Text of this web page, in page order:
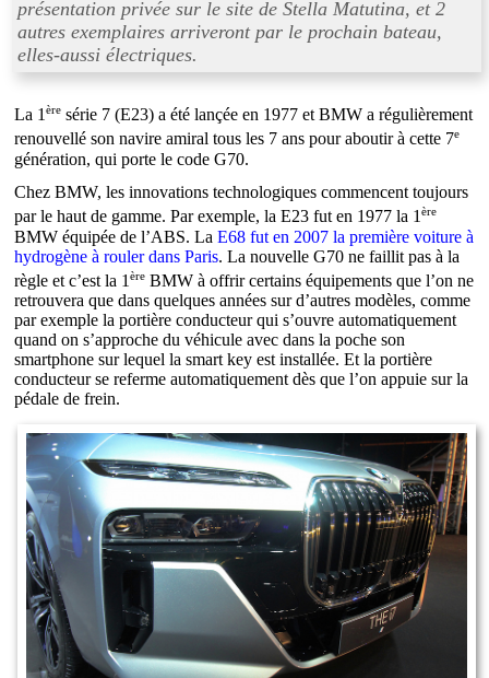
présentation privée sur le site de Stella Matutina, et 2
autres exemplaires arriveront par le prochain bateau,
elles-aussi électriques.
La 1ère série 7 (E23) a été lançée en 1977 et BMW a régulièrement
renouvellé son navire amiral tous les 7 ans pour aboutir à cette 7e
génération, qui porte le code G70.
Chez BMW, les innovations technologiques commencent toujours
par le haut de gamme. Par exemple, la E23 fut en 1977 la 1ère
BMW équipée de l’ABS. LaE68 fut en 2007 la première voiture à
hydrogène à rouler dans Paris. La nouvelle G70 ne faillit pas à la
règle et c’est la 1ère BMW à offrir certains équipements que l’on ne
retrouvera que dans quelques années sur d’autres modèles, comme
par exemple la portière conducteur qui s’ouvre automatiquement
quand on s’approche du véhicule avec dans la poche son
smartphone sur lequel la smart key est installée. Et la portière
conducteur se referme automatiquement dès que l’on appuie sur la
pédale de frein.